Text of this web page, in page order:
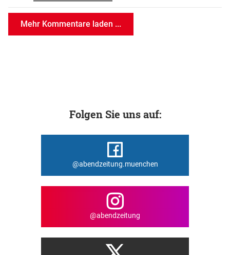
Mehr Kommentare laden ...
Folgen Sie uns auf:
@abendzeitung.muenchen
@abendzeitung